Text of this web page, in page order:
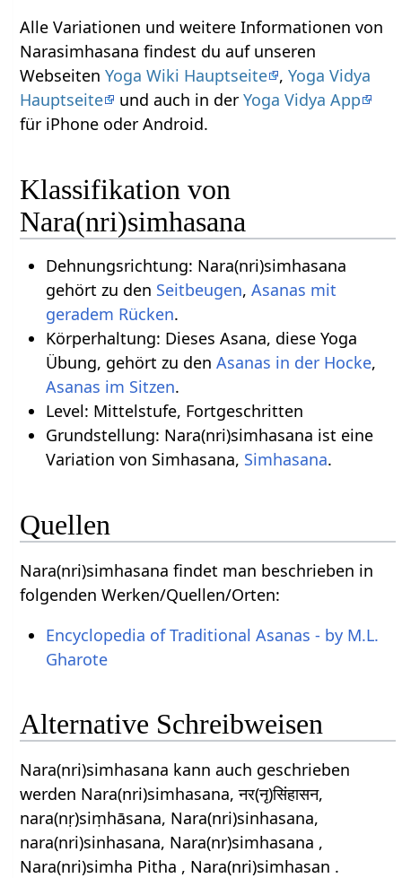
Alle Variationen und weitere Informationen von
Narasimhasana findest du auf unseren
WebseitenYoga Wiki Hauptseite ,Yoga Vidya
Hauptseite
und auch in derYoga Vidya App
für iPhone oder Android.
Klassifikation von
Nara(nri)simhasana
Dehnungsrichtung: Nara(nri)simhasana
gehört zu den Seitbeugen, Asanas mit
geradem Rücken.
Körperhaltung: Dieses Asana, diese Yoga
Übung, gehört zu den Asanas in der Hocke,
Asanas im Sitzen.
Level: Mittelstufe, Fortgeschritten
Grundstellung: Nara(nri)simhasana ist eine
Variation von Simhasana, Simhasana.
Quellen
Nara(nri)simhasana findet man beschrieben in
folgenden Werken/Quellen/Orten:
Encyclopedia of Traditional Asanas - by M.L.
Gharote
Alternative Schreibweisen
Nara(nri)simhasana kann auch geschrieben
werden Nara(nri)simhasana, नर(नृ)सिंहासन,
nara(nṛ)siṃhāsana, Nara(nri)sinhasana,
nara(nri)sinhasana, Nara(nr)simhasana ,
Nara(nri)simha Pitha , Nara(nri)simhasan .